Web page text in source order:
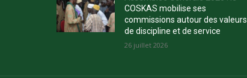
COSKAS mobilise ses
commissions autour des valeurs
de discipline et de service
26 juillet 2026